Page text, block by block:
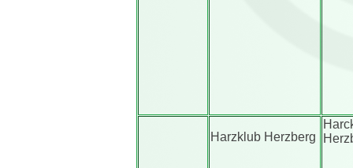
Harzklub Herzberg